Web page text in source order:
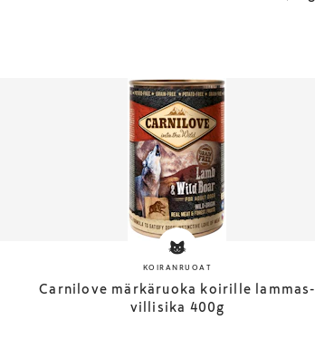
KOIRANRUOAT
Carnilove märkäruoka koirille lammas-
villisika 400g